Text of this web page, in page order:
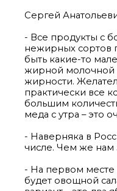
Cергей
- Все продукты с
нежирных сортов
быть какие-то
жирной молочной
жирности.
практически все
большим
меда с утра – это
- Наверняка в
числе. Чем же нам
- На первом месте
будет овощной